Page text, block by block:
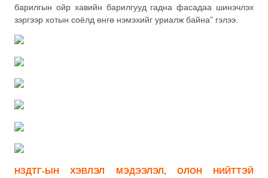
барилгын ойр хавийн барилгууд гадна фасадаа шинэчлэх
зэргээр хотын соёлд өнгө нэмэхийг уриалж байна” гэлээ.
НЗДТГ-ЫН ХЭВЛЭЛ МЭДЭЭЛЭЛ, ОЛОН НИЙТТЭЙ